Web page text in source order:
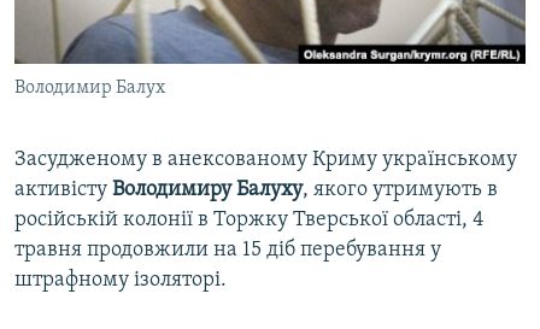
СВІДЧЕННЯ ОКУПАЦІЇ
УКРАЇНСЬКА ПРОБЛЕМА КРИМУ
ІНФОГРАФІКА
Qırımtatar
ДОЛУЧАЙСЯ!
Усі сайти RFE/RL
Володимир Балух
Засудженому в анексованому Криму українському
активісту Володимиру Балуху, якого утримують в
російській колонії в Торжку Тверської області, 4
травня продовжили на 15 діб перебування у
штрафному ізоляторі.